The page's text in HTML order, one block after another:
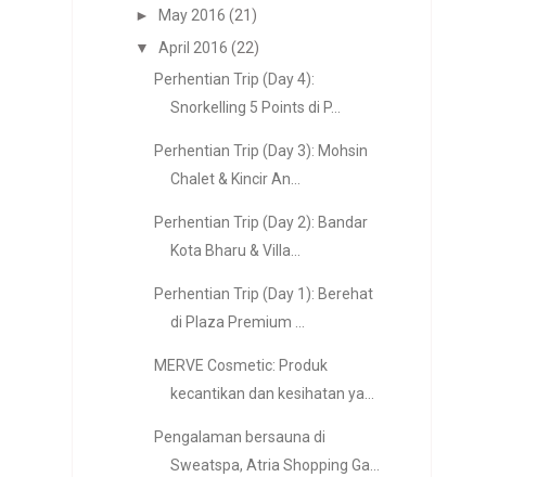
►
May 2016 (21)
▼
April 2016 (22)
Perhentian Trip (Day 4):
Snorkelling 5 Points di P...
Perhentian Trip (Day 3): Mohsin
Chalet & Kincir An...
Perhentian Trip (Day 2): Bandar
Kota Bharu & Villa...
Perhentian Trip (Day 1): Berehat
di Plaza Premium ...
MERVE Cosmetic: Produk
kecantikan dan kesihatan ya...
Pengalaman bersauna di
Sweatspa, Atria Shopping Ga...